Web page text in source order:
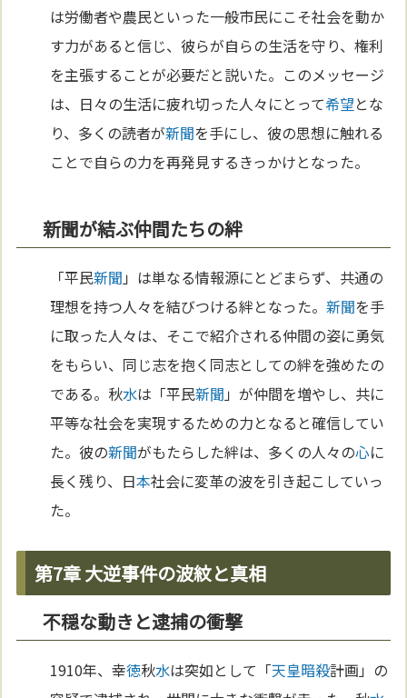
は労働者や農民といった一般市民にこそ社会を動か
す力があると信じ、彼らが自らの生活を守り、権利
を主張することが必要だと説いた。このメッセージ
は、日々の生活に疲れ切った人々にとって希望とな
り、多くの読者が新聞を手にし、彼の思想に触れる
ことで自らの力を再発見するきっかけとなった。
新聞が結ぶ仲間たちの絆
「平民新聞 」は単なる情報源にとどまらず、共通の
理想を持つ人々を結びつける絆となった。新聞を手
に取った人々は、そこで紹介される仲間の姿に勇気
をもらい、同じ志を抱く同志としての絆を強めたの
である。秋水は「平民新聞 」が仲間を増やし、共に
平等な社会を実現するための力となると確信してい
た。彼の新聞がもたらした絆は、多くの人々の心に
長く残り、日本社会に変革の波を引き起こしていっ
た。
第7章 大逆事件の波紋と真相
不穏な動きと逮捕の衝撃
1910年、幸徳秋水は突如として「天皇暗殺計画」の